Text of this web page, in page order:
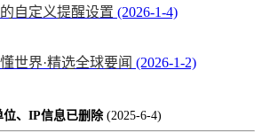
自定义提醒设置 (2026-1-4)
世界·精选全球要闻 (2026-1-2)
位、IP信息已删除 (2025-6-4)